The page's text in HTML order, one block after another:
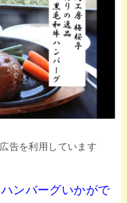
告を利用しています
ンバーグいかがで